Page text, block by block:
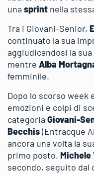
una sprint nella
Tra i Giovani-Senior,
continuato la sua
aggiudicandosi la
mentre Alba
femminile.
Dopo lo scorso week
emozioni e colpi di
categoria Giovani-
Becchis(Entracque
ancora una volta la
primo posto. Michele
secondo, seguito dal